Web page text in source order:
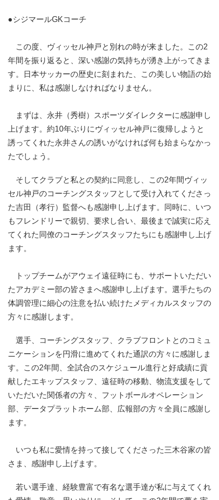
●シジマールGKコーチ
この度、ヴィッセル神戸と別れの時が来ました。この2
年間を振り返ると、深い感謝の気持ちが湧き上がってきま
す。日本サッカーの歴史に刻まれた、この美しい物語の始
まりに、私は感謝しなければなりません。
まずは、永井（秀樹）スポーツダイレクターに感謝申し
上げます。約10年ぶりにヴィッセル神戸に復帰しようと
誘ってくれた永井さんの誘いがなければ何も始まらなかっ
たでしょう。
そしてクラブと私との契約に同意し、この2年間ヴィッ
セル神戸のコーチングスタッフとして受け入れてくださっ
た吉田（孝行）監督へも感謝申し上げます。同時に、いつ
もフレンドリーで親切、要求し合い、最後まで誠実に応え
てくれた同僚のコーチングスタッフたちにも感謝申し上げ
ます。
トップチームがアウェイ遠征時にも、サポートいただい
たアカデミー部の皆さまへ感謝申し上げます。選手たちの
体調管理に細心の注意を払い続けたメディカルスタッフの
方々に感謝します。
選手、コーチングスタッフ、クラブフロントとのコミュ
ニケーションを円滑に進めてくれた通訳の方々に感謝しま
す。この2年間、全試合のスケジュール進行と好成績に貢
献したエキップスタッフ、遠征時の移動、物流支援をして
いただいた関係者の方々、フットボールオペレーション
部、データプラットホーム部、広報部の方々全員に感謝し
ます。
いつも私に愛情を持って接してくださった三木谷家の皆
さま、感謝申し上げます。
若い選手達、経験豊富で有名な選手達が私に与えてくれ